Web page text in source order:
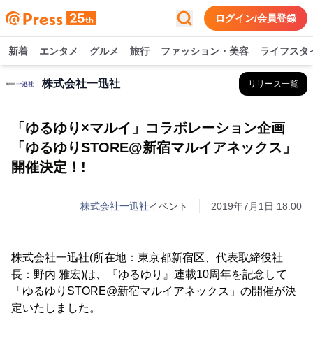
ログイン/会員登録
新着 エンタメ グルメ 旅行 ファッション・美容 ライフスタ
株式会社一迅社 リリース一覧
「ゆるゆり×マルイ」コラボレーション企画
「ゆるゆりSTORE@新宿マルイアネックス」
開催決定！!
株式会社一迅社イベント 2019年7月1日 18:00
株式会社一迅社(所在地：東京都新宿区、代表取締役社
長：野内 雅宏)は、『ゆるゆり』連載10周年を記念して
「ゆるゆりSTORE@新宿マルイアネックス」の開催が決
定いたしました。